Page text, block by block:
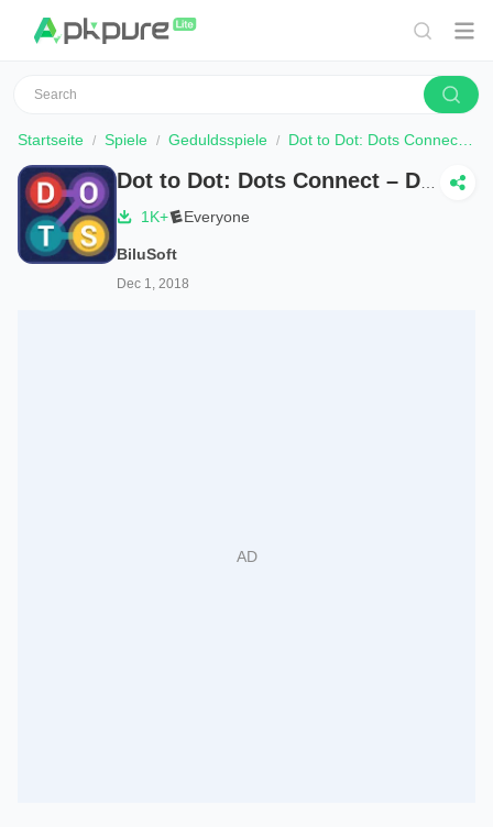
Startseite Spiele Geduldsspiele Dot to Dot: Dots Connect – Dots Link – Dots Match
1K+
Everyone
BiluSoft
Dec 1, 2018